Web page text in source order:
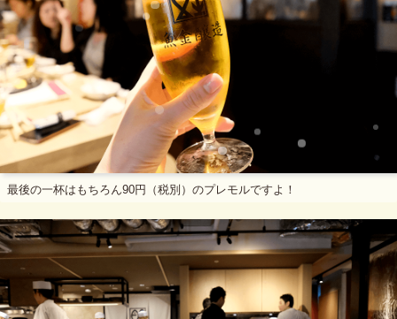
最後の一杯はもちろん90円（税別）のプレモルですよ！